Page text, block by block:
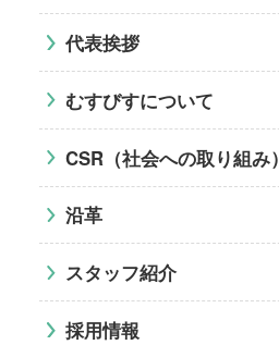
代表挨拶
むすびすについて
CSR（社会への取り組み）
沿革
スタッフ紹介
採用情報